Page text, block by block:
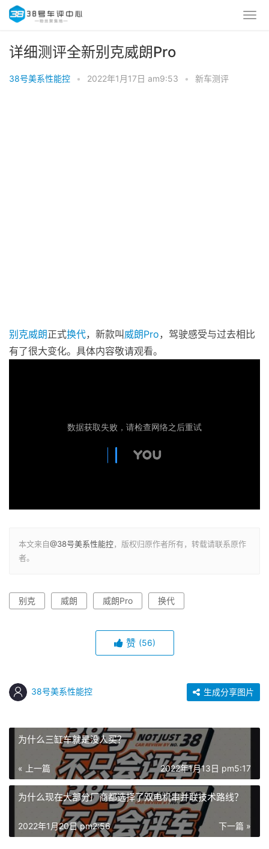
详细测评全新别克威朗Pro
38号美系性能控 • 2022年1月17日 am9:53 • 新车测评
别克威朗正式换代，新款叫 威朗Pro，驾驶感受与过去相比
有了很大变化。具体内容敬请观看。
本文来自@38号美系性能控，版权归原作者所有，转载请联系原作
者。
别克 威朗 威朗Pro 换代
赞 (56)
38号美系性能控 生成分享图片
为什么三缸车就是没人买？
« 上一篇 2022年1月13日 pm5:17
为什么现在大部分厂商都选择了双电机串并联技术路线？
下一篇 »
2022年1月20日 pm2:56